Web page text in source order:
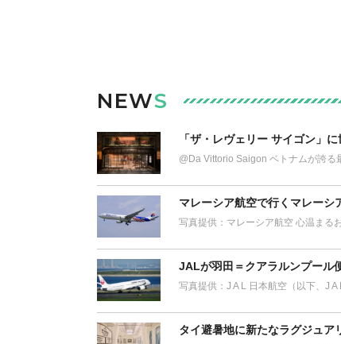
NEWS
「ザ・レヴェリー サイゴン」
@Da Vittorio Saigon ベトナムが誇る
マレーシア航空で行くマレーシ
写真提供：マレーシア航空 心温まる
JALが羽田＝クアラルンプール
写真提供：J A L 日本航空（以下、J
タイ避暑地に新たなラグジュア